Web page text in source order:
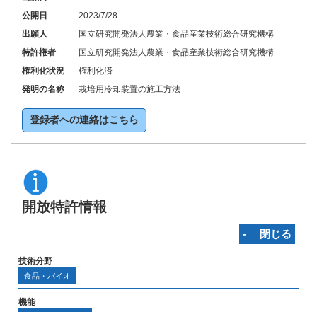
公開日
2023/7/28
出願人
国立研究開発法人農業・食品産業技術総合研究機構
特許権者
国立研究開発法人農業・食品産業技術総合研究機構
権利化状況
権利化済
発明の名称
栽培用冷却装置の施工方法
登録者への連絡はこちら
開放特許情報
‐ 閉じる
技術分野
食品・バイオ
機能